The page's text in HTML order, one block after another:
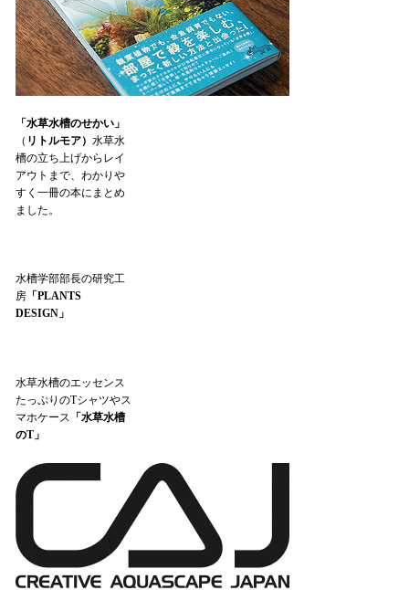
「水草水槽のせかい」
（ リトルモア） 水草水
槽の立ち上げからレイ
アウトまで、わかりや
すく一冊の本にまとめ
ました。
水槽学部部長の研究工
房「PLANTS
DESIGN」
水草水槽のエッセンス
たっぷりのTシャツやス
マホケース 「水草水槽
のT」